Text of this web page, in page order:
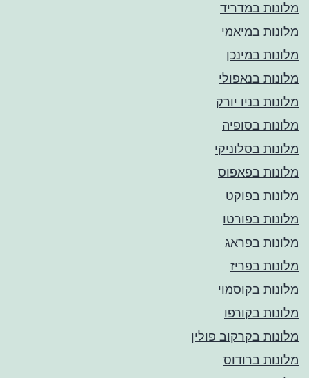
מלונות במדריד
מלונות במיאמי
מלונות במינכן
מלונות בנאפולי
מלונות בניו יורק
מלונות בסופיה
מלונות בסלוניקי
מלונות בפאפוס
מלונות בפוקט
מלונות בפורטו
מלונות בפראג
מלונות בפריז
מלונות בקוסמוי
מלונות בקורפו
מלונות בקרקוב פולין
מלונות ברודוס